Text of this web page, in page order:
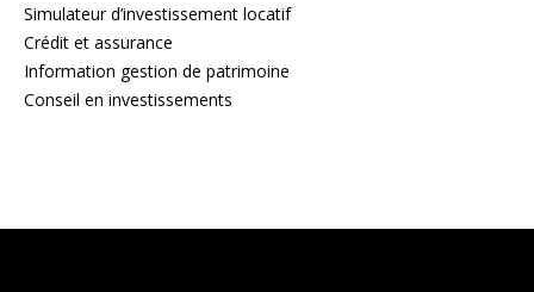
Simulateur d’investissement locatif
Crédit et assurance
Information gestion de patrimoine
Conseil en investissements